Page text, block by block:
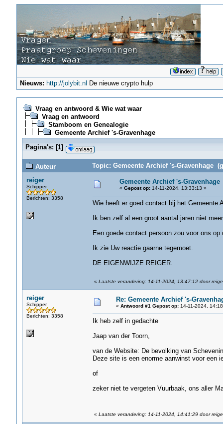
Nieuws: http://jolybit.nl De nieuwe crypto hulp
Vraag en antwoord & Wie wat waar
Vraag en antwoord
Stamboom en Genealogie
Gemeente Archief 's-Gravenhage
Pagina's: [1]
Auteur
Topic: Gemeente Archief 's-Gravenhage
reiger
Schipper
Berichten: 3358
Gemeente Archief 's-Gravenhage
« Gepost op:14-11-2024, 13:33:13 »
Wie heeft er goed contact bij het Gemeente
Ik ben zelf al een groot aantal jaren niet
Een goede contact persoon zou voor ons
Ik zie Uw reactie gaarne tegemoet.
DE EIGENWIJZE REIGER.
« Laatste verandering: 14-11-2024, 13:47:12 door
reiger
Schipper
Berichten: 3358
Re: Gemeente Archief 's-
« Antwoord #1 Gepost op:14-11-2024,
Ik heb zelf in gedachte
Jaap van der Toorn,
van de Website: De bevolking van
Deze site is een enorme aanwinst voor een
of
zeker niet te vergeten Vuurbaak, ons aller
« Laatste verandering: 14-11-2024, 14:41:29 door